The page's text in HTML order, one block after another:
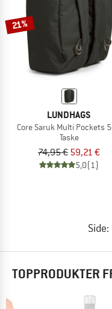
21%
LUNDHAGS
Core Saruk Multi Pockets
Taske
74,95 € 59,21 €
5,0(1)
Side:
TOPPRODUKTER